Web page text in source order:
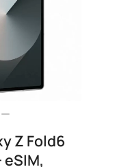
Z Fold6
eSIM,